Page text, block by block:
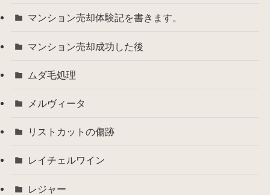
マンション売却体験記を書きます。
マンション売却成功した後
ムダ毛処理
メルヴィータ
リストカットの傷跡
レイチェルワイン
レジャー